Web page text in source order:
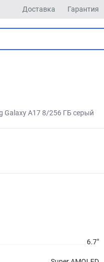
Доставка Гарантия
Galaxy A17 8/256 ГБ серый
6.7"